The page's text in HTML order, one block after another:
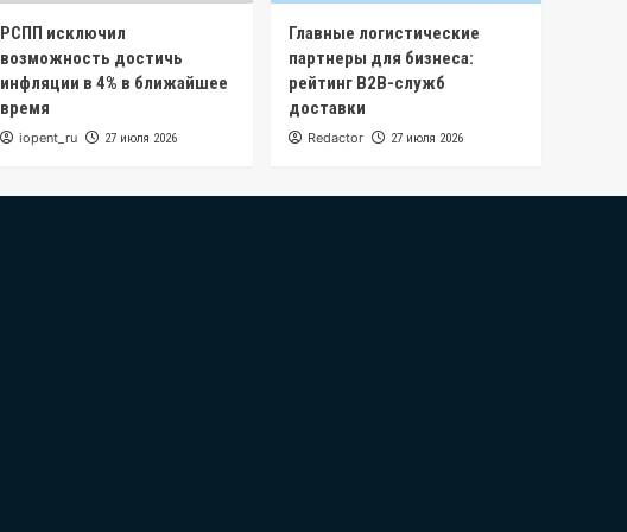
РСПП исключил
возможность достичь
инфляции в 4% в ближайшее
время
iopent_ru 27 июля 2026
Главные логистические
партнеры для бизнеса:
рейтинг B2B-служб
доставки
Redactor 27 июля 2026